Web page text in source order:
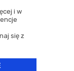
i w
się z